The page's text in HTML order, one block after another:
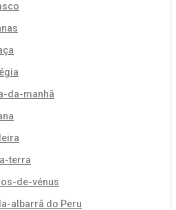
da-manhã
terra
de-vénus
albarrã do Peru